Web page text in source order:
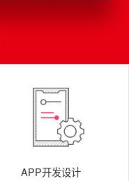
APP开发设计